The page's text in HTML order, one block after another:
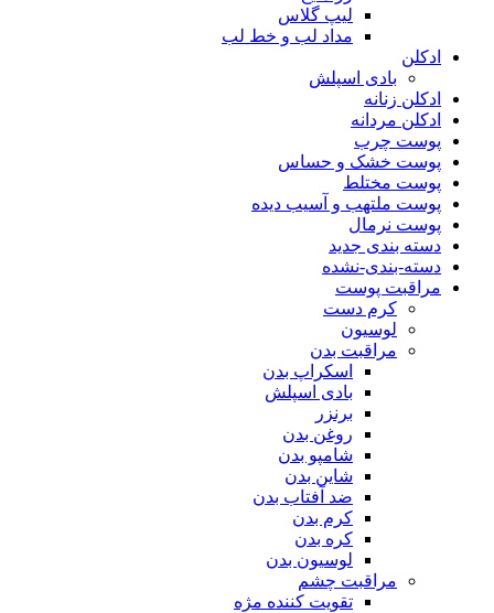
لیپ گلاس
مداد لب و خط لب
ادکلن
بادی اسپلش
ادکلن زنانه
ادکلن مردانه
پوست چرب
پوست خشک و حساس
پوست مختلط
پوست ملتهب و آسیب دیده
پوست نرمال
دسته بندی جدید
دسته-بندی-نشده
مراقبت پوست
کرم دست
لوسیون
مراقبت بدن
اسکراپ بدن
بادی اسپلش
برنزر
روغن بدن
شامپو بدن
شاین بدن
ضد آفتاب بدن
کرم بدن
کره بدن
لوسیون بدن
مراقبت چشم
تقویت کننده مژه